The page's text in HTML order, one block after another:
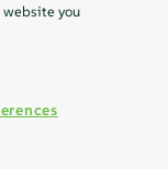
website you